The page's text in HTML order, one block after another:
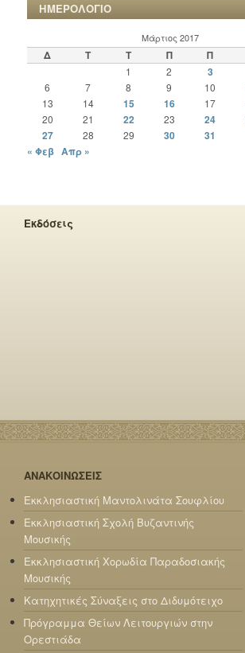
ΗΜΕΡΟΛΟΓΙΟ
Μάρτιος 2017
Δ Τ Τ Π Π
1 2 3
6 7 8 9 10
13 14 15 16 17
20 21 22 23 24
27 28 29 30
31
« Φεβ Απρ »
Εκδόσεις
ΑΝΑΚΟΙΝΩΣΕΙΣ
Εκκλησιαστική Μαντολινάτα Σουφλίου
Εκκλησιαστική Σχολή Βυζαντινής
Μουσικής
Εκκλησιαστική Χορωδία Παραδοσιακής
Μουσικής
Κατηχητικές Σύναξεις στο Διδυμότειχο
Πρόγραμμα Θείων Λειτουργιών στην
Ορεστιάδα